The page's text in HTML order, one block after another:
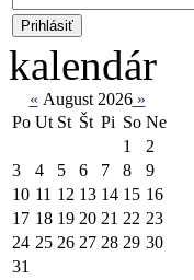
kalendár
« August 2026»
Po Ut St Št Pi So Ne
1
2
3
4 5 6 7 8
9
10 11 12 13 14 15 16
17 18 19 20 21 22 23
24 25 26 27 28 29 30
31